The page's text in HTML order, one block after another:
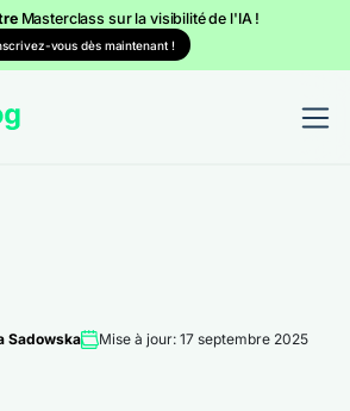
Masterclass sur la visibilité de l'IA !
vous dès maintenant !
Sadowska
Mise à jour: 17 septembre 2025